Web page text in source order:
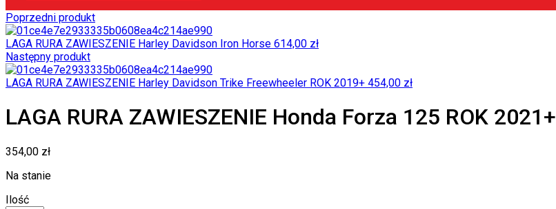
Poprzedni produkt
LAGA RURA ZAWIESZENIE Harley Davidson Iron Horse 614,00 zł
Następny produkt
LAGA RURA ZAWIESZENIE Harley Davidson Trike Freewheeler ROK 2019+ 454,00 zł
LAGA RURA ZAWIESZENIE Honda Forza 125 ROK 2021+
354,00 zł
Na stanie
Ilość